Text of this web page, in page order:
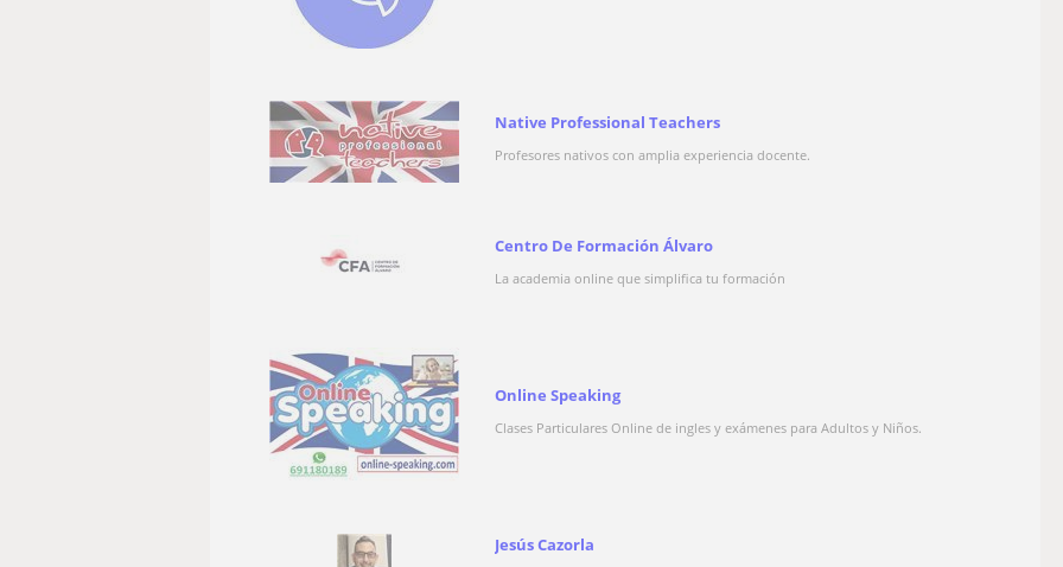
Native Professional Teachers
Profesores nativos con amplia experiencia docente.
Centro De Formación Álvaro
La academia online que simplifica tu formación
Online Speaking
Clases Particulares Online de ingles y exámenes para Adultos y Niños.
Jesús Cazorla